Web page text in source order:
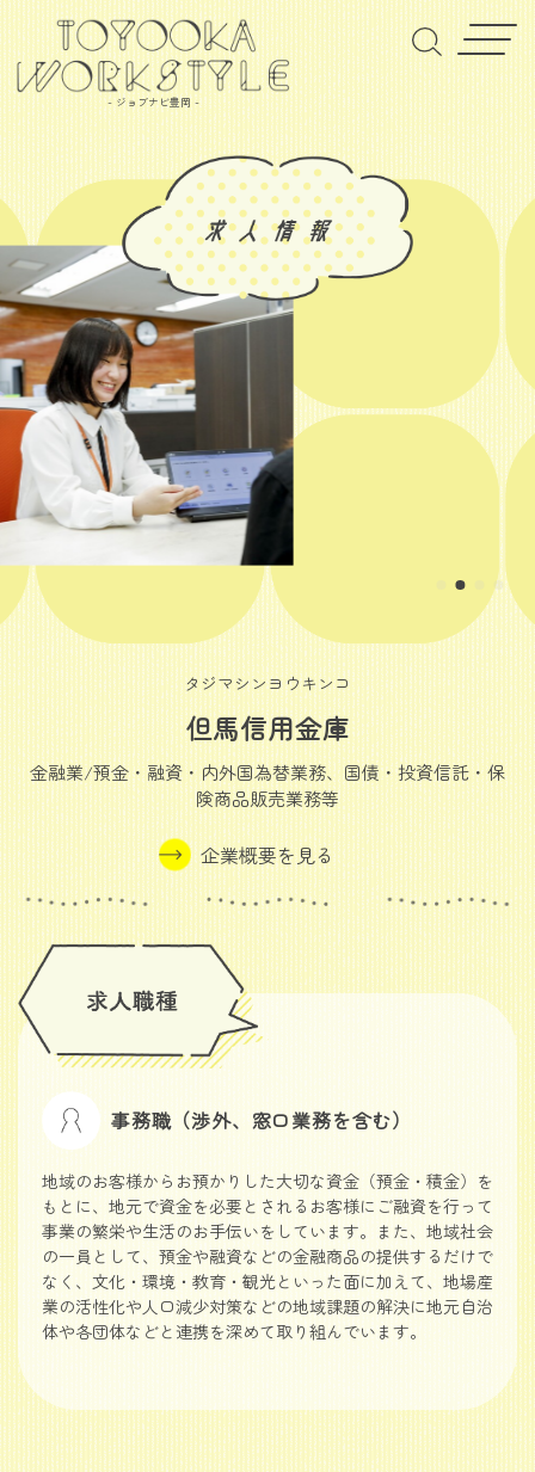
- ジョブナビ豊岡 -
タジマシンヨウキンコ
但馬信用金庫
金融業/預金・融資・内外国為替業務、国債・投資信託・保
険商品販売業務等
企業概要を見る
事務職（渉外、窓口業務を含む）
地域のお客様からお預かりした大切な資金（預金・積金）を
もとに、地元で資金を必要とされるお客様にご融資を行って
事業の繁栄や生活のお手伝いをしています。また、地域社会
の一員として、預金や融資などの金融商品の提供するだけで
なく、文化・環境・教育・観光といった面に加えて、地場産
業の活性化や人口減少対策などの地域課題の解決に地元自治
体や各団体などと連携を深めて取り組んでいます。